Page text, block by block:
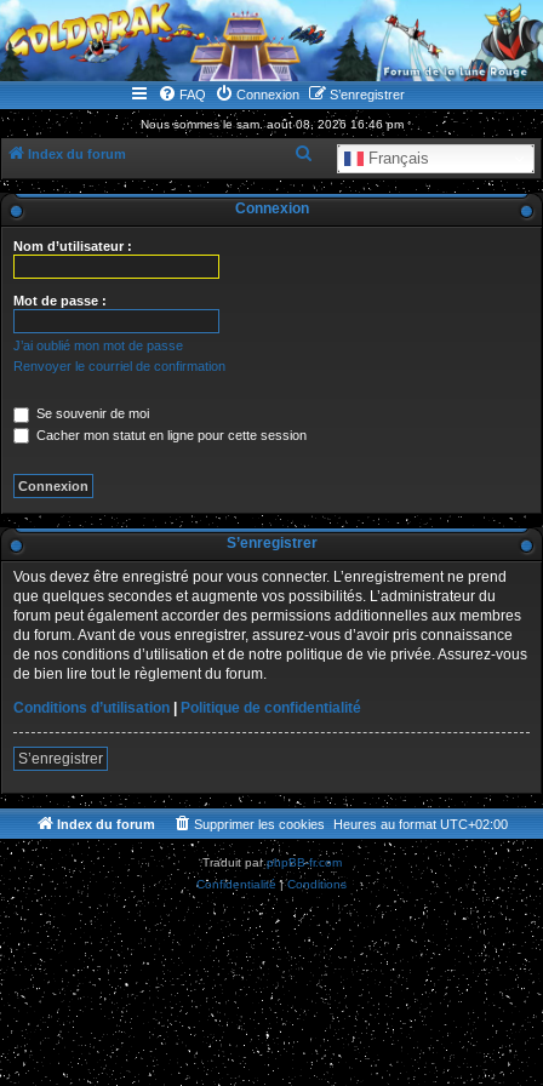
WWW.GOLDORAKGO.COM
le site de la Lune Rouge
FAQ Connexion S’enregistrer
Nous sommes le sam. août 08, 2026 16:46 pm
Index du forum Français
e
Connexion
Nom d’utilisateur :
Mot de passe :
J’ai oublié mon mot de passe
Renvoyer le courriel de confirmation
Se souvenir de moi
Cacher mon statut en ligne pour cette session
S’enregistrer
Vous devez être enregistré pour vous connecter. L’enregistrement ne prend
que quelques secondes et augmente vos possibilités. L’administrateur du
forum peut également accorder des permissions additionnelles aux membres
du forum. Avant de vous enregistrer, assurez-vous d’avoir pris connaissance
de nos conditions d’utilisation et de notre politique de vie privée. Assurez-vous
de bien lire tout le règlement du forum.
Conditions d’utilisation
Politique de confidentialité
S’enregistrer
Index du forum Heures au format UTC+02:00
Supprimer les cookies
Traduit parphpBB-fr.com
Confidentialité |Conditions